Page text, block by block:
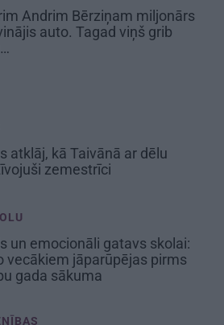
Andrim Bērziņam miljonārs
auto. Tagad viņš grib
atklāj, kā Taivānā ar dēlu
zemestrīci
un emocionāli gatavs skolai:
vecākiem jāparūpējas pirms
gada sākuma